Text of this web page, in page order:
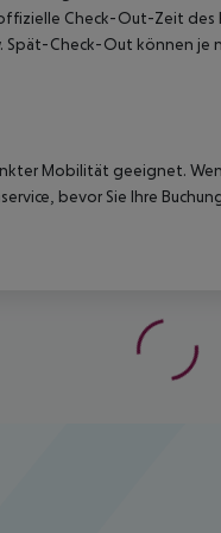
Check-Out-Zeit des
Spät-Check-Out können je
Mobilität geeignet.
bevor Sie Ihre